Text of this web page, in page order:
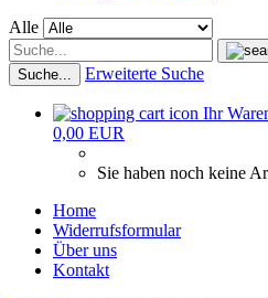
Alle
Suche... Erweiterte Suche
Ihr
0,00 EUR
Sie haben noch keine
Home
Widerrufsformular
Über uns
Kontakt